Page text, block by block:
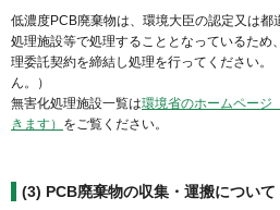
低濃度PCB廃棄物は、環境大臣の認定又は
処理施設等で処理することとなっているため
理委託契約を締結し処理を行ってください。
ん。）
無害化処理施設一覧は環境省のホームページ
きます） をご覧ください。
(3) PCB廃棄物の収集・運搬について